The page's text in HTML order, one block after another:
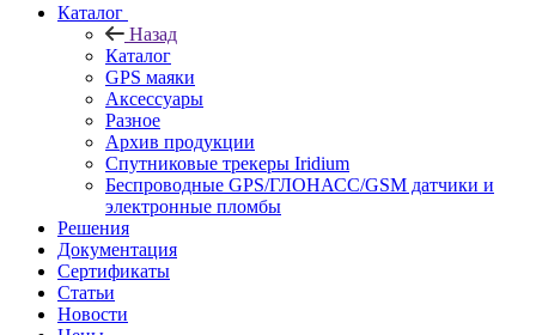
Каталог
Назад
Каталог
GPS маяки
Аксессуары
Разное
Архив продукции
Спутниковые трекеры Iridium
Беспроводные GPS/ГЛОНАСС/GSM датчики и
электронные пломбы
Решения
Документация
Сертификаты
Статьи
Новости